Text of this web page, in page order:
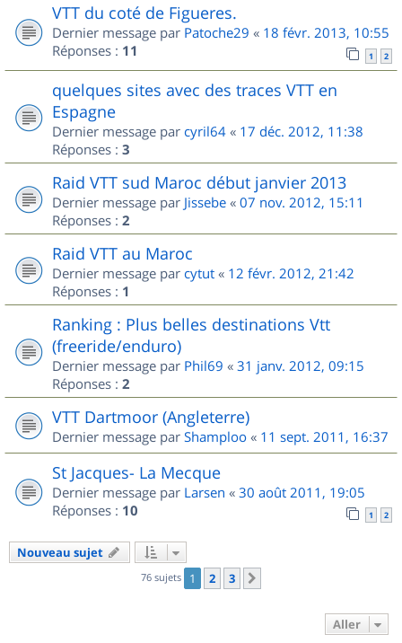
VTT du coté de Figueres.
Dernier message par Patoche29 « 18 févr. 2013, 10:55
Réponses : 11 1 2
quelques sites avec des traces VTT en
Espagne
Dernier message par cyril64 « 17 déc. 2012, 11:38
Réponses : 3
Raid VTT sud Maroc début janvier 2013
Dernier message par Jissebe « 07 nov. 2012, 15:11
Réponses : 2
Raid VTT au Maroc
Dernier message par cytut « 12 févr. 2012, 21:42
Réponses : 1
Ranking : Plus belles destinations Vtt
(freeride/enduro)
Dernier message par Phil69 « 31 janv. 2012, 09:15
Réponses : 2
VTT Dartmoor (Angleterre)
Dernier message par Shamploo « 11 sept. 2011, 16:37
St Jacques- La Mecque
Dernier message par Larsen « 30 août 2011, 19:05
Réponses : 10 1 2
Nouveau sujet
76 sujets 1 2 3
Aller